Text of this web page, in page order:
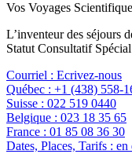
Vos Voyages
L’inventeur des séjours
Statut Consultatif
Courriel : Ecrivez-nous
Québec : +1 (438) 558-
Suisse : 022 519 0440
Belgique : 023 18 35 65
France : 01 85 08 36 30
Dates, Places, Tarifs : en